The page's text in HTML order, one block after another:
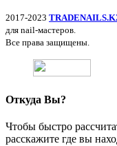
2017-2023
для nail-мастеров.
Все права защищены.
Откуда Вы?
Чтобы быстро
расскажите где вы